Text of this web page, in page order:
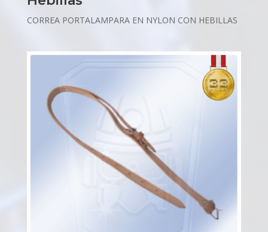
CORREA PORTALAMPARA EN NYLON CON HEBILLAS